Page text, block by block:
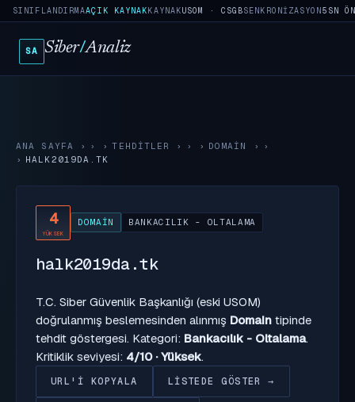
SINIFLANDIRMAAÇIK KAYNAKKAYNAKUSOM · CSGBSENKRONIZASYON5SN
SA Siber/Analiz
ANA SAYFA › TEHDITLER › DOMAIN
›
HALK2019DA.TK
4
YÜKSEK
DOMAIN BANKACILIK - OLTALAMA
halk2019da.tk
T.C. Siber Güvenlik Başkanlığı (eski USOM)
doğrulanmış beslemesinden alınmış Domain tipinde
tehdit göstergesi. Kategori: Bankacılık - Oltalama.
Kritiklik seviyesi: 4/10 · Yüksek.
URL'I KOPYALA LISTEDE GÖSTER →